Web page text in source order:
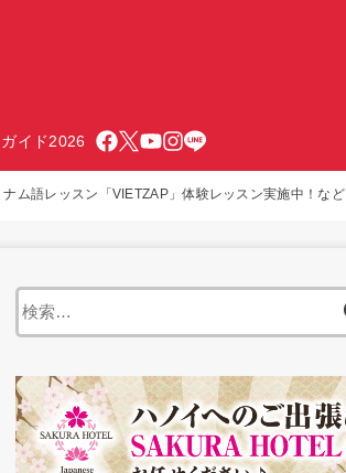
イド2026
ム語レッスン「VIETZAP」体験レッスン実施中！など